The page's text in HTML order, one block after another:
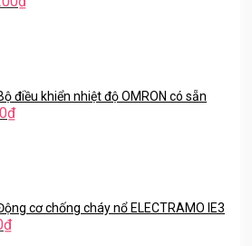
điều khiển nhiệt độ OMRON có sẵn
₫
cơ chống cháy nổ ELECTRAMO IE3
₫